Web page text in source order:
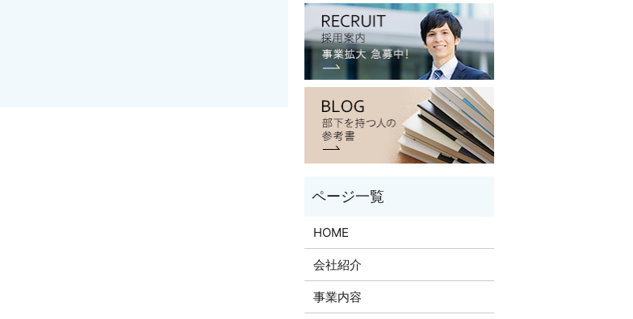
HOME
会社紹介
事業内容